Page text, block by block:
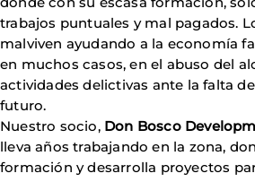
trabajos puntuales y mal pagados.
malviven ayudando a la economía
en muchos casos, en el abuso del
actividades delictivas ante la falta
futuro.
Nuestro socio, Don Bosco
lleva años trabajando en la zona,
formación y desarrolla proyectos